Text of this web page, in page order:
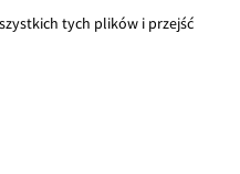
tych plików i przejść